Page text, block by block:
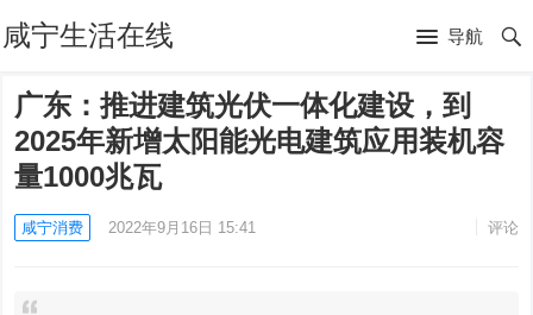
咸宁生活在线 导航
广东：推进建筑光伏一体化建设，到
2025年新增太阳能光电建筑应用装机容
量1000兆瓦
咸宁消费 2022年9月16日 15:41 评论